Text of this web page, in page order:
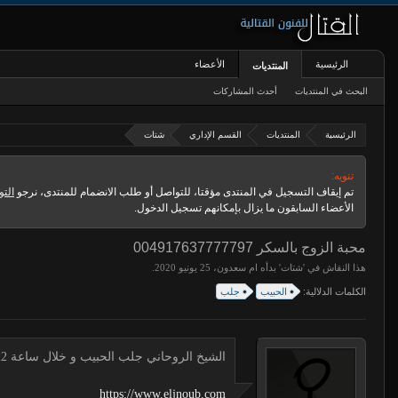
الرئيسية المنتديات القسم الإداري شتات
تنويه:
تم إيقاف التسجيل في المنتدى مؤقتا، للتواصل أو طلب الانضمام للمنتدى، نرجو
الأعضاء السابقون ما يزال بإمكانهم تسجيل الدخول.
محبة الزوج بالسكر 004917637777797
هذا النقاش في 'شتات' بدأه ام سعدون،
الكلمات الدلالية: الحبيب جلب
الشيخ الروحاني جلب الحبيب و خلال ساعة 00491634511222 لجلب الحبيب
https://www.eljnoub.com
الرئيسية المنتديات
البحث في المنتديات أحدث المشاركات
الأعضاء